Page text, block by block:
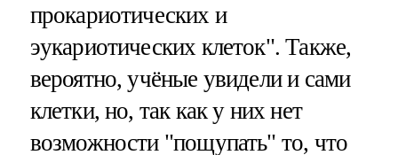
прокариотических и
эукариотических клеток". Также,
вероятно, учёные увидели и сами
клетки, но, так как у них нет
возможности "пощупать" то, что